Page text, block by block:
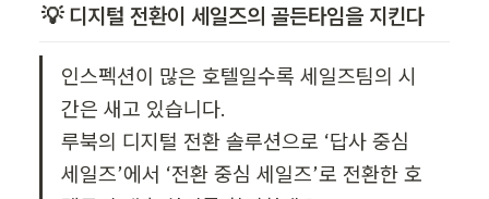
💡 디지털 전환이 세일즈의 골든타임을 지킨다
인스펙션이 많은 호텔일수록 세일즈팀의 시
간은 새고 있습니다.
루북의 디지털 전환 솔루션으로 ‘답사 중심
세일즈’에서 ‘전환 중심 세일즈’로 전환한 호